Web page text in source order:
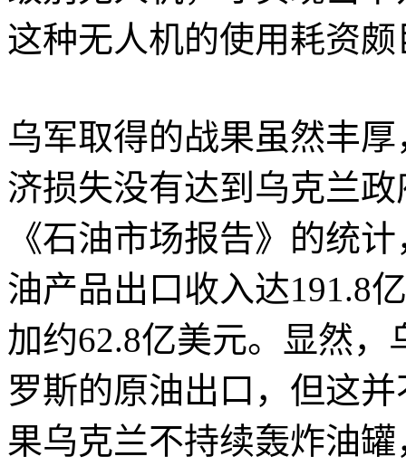
这种无人机的使用耗资颇
乌军取得的战果虽然丰
济损失没有达到乌克兰
《石油市场报告》的统
油产品出口收入达191.8
加约62.8亿美元。显然
罗斯的原油出口，但这
果乌克兰不持续轰炸油